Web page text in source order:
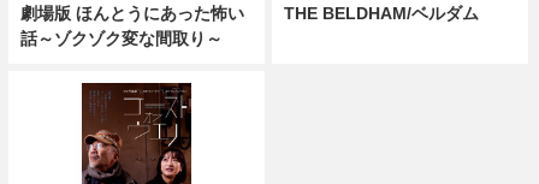
劇場版 ほんとうにあった怖い
話～ゾクゾク変な間取り～
THE BELDHAM/ベルダム